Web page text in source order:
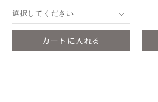
選択してください
カートに入れる